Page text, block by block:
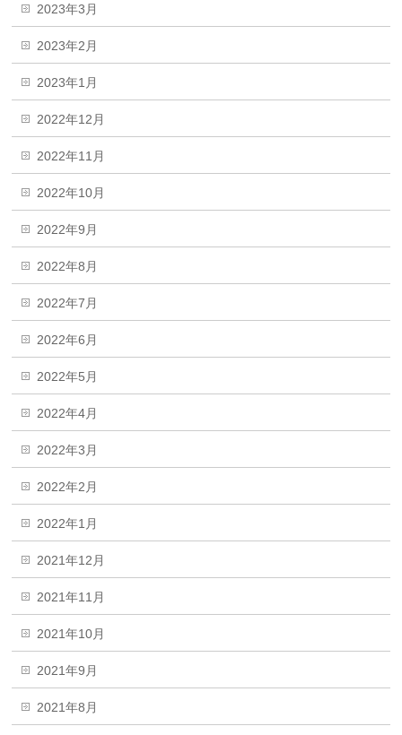
2023年3月
2023年2月
2023年1月
2022年12月
2022年11月
2022年10月
2022年9月
2022年8月
2022年7月
2022年6月
2022年5月
2022年4月
2022年3月
2022年2月
2022年1月
2021年12月
2021年11月
2021年10月
2021年9月
2021年8月